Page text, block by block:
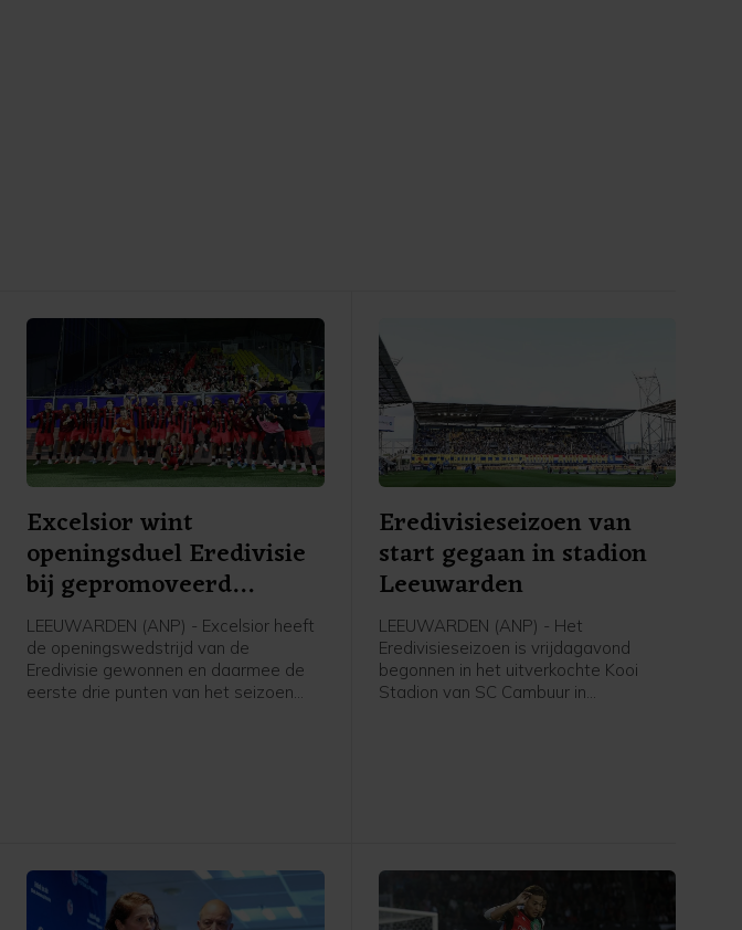
Excelsior wint
openingsduel Eredivisie
bij gepromoveerd
Cambuur
LEEUWARDEN (ANP) - Excelsior heeft
de openingswedstrijd van de
Eredivisie gewonnen en daarmee de
eerste drie punten van het seizoen
Eredivisieseizoen van
start gegaan in stadion
Leeuwarden
LEEUWARDEN (ANP) - Het
Eredivisieseizoen is vrijdagavond
begonnen in het uitverkochte Kooi
Stadion van SC Cambuur in